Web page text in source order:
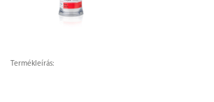
Termékleírás: